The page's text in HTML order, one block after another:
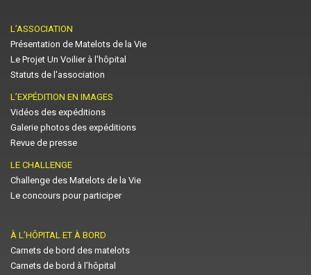
L’ASSOCIATION
Présentation de Matelots de la Vie
Le Projet Un Voilier à l'hôpital
Statuts de l'association
L’EXPÉDITION EN IMAGES
Vidéos des expéditions
Galerie photos des expéditions
Revue de presse
LE CHALLENGE
Challenge des Matelots de la Vie
Le concours pour participer
À L’HÔPITAL ET À BORD
Carnets de bord des matelots
Carnets de bord à l’hôpital